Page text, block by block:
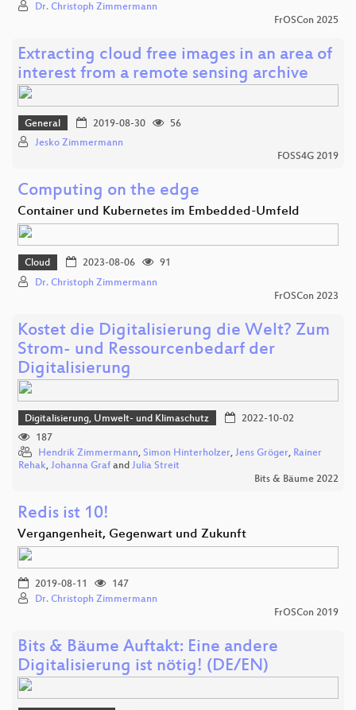
Dr. Christoph Zimmermann
FrOSCon 2025
Extracting cloud free images in an area of
interest from a remote sensing archive
General 2019-08-30
56
Jesko Zimmermann
FOSS4G 2019
Computing on the edge
Container und Kubernetes im Embedded-Umfeld
Cloud 2023-08-06
91
Dr. Christoph Zimmermann
FrOSCon 2023
Kostet die Digitalisierung die Welt? Zum
Strom- und Ressourcenbedarf der
Digitalisierung
Digitalisierung, Umwelt- und Klimaschutz
2022-10-02
187
Hendrik Zimmermann, Simon Hinterholzer, Jens Gröger, Rainer
Rehak, Johanna Graf and Julia Streit
Bits & Bäume 2022
Redis ist 10!
Vergangenheit, Gegenwart und Zukunft
2019-08-11
147
Dr. Christoph Zimmermann
FrOSCon 2019
Bits & Bäume Auftakt: Eine andere
Digitalisierung ist nötig! (DE/EN)